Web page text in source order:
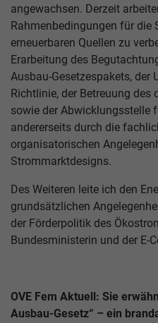
angewachsen. Derzeit
Rahmenbedingungen für die
erneuerbaren Quellen zu
Erarbeitung des
Ausbau-Gesetzespakets, der
Richtlinie, der Betreuung des
sowie der Abwicklungsstelle
andererseits durch die
organisatorischen
Strommarktdesigns.
Des Weiteren leite ich den
grundsätzlichen
der Förderpolitik des
Bundesministerin und der E-
OVE Fem Aktuell: Sie
Ausbau-Gesetz“ – ein